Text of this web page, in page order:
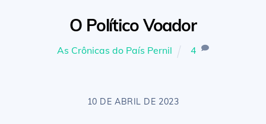
O Político Voador
As Crônicas do País Pernil 4
10 DE ABRIL DE 2023